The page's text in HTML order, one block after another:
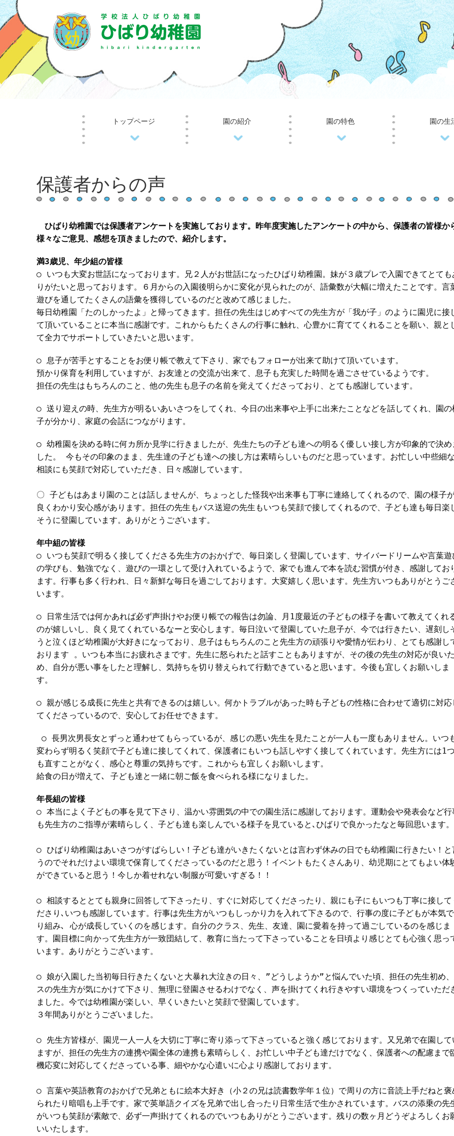
トップページ 園の紹介 園の特色 園の生
保護者からの声
ひばり幼稚園では保護者アンケートを実施しております。昨年度実施したアンケートの中から、 保護者の皆様か
様々なご意見、感想を頂きましたので、紹介します。
満3歳児、年少組の皆様
○ いつも大変お世話になっております。兄２人がお世話になったひばり幼稚園。妹が３歳プレで入園できてとても
りがたいと思っております。６月からの入園後明らかに変化が見られたのが、語彙数が大幅に増えたことです。言
遊びを通してたくさんの語彙を獲得しているのだと改めて感じました。
毎日幼稚園「たのしかったよ」と帰ってきます。担任の先生はじめすべての先生方が「我が子」のように園児に接
て頂いていることに本当に感謝です。これからもたくさんの行事に触れ、心豊かに育ててくれることを願い、親と
て全力でサポートしていきたいと思います。
○ 息子が苦手とすることをお便り帳で教えて下さり、家でもフォローが出来て助けて頂いています。
預かり保育を利用していますが、お友達との交流が出来て、息子も充実した時間を過ごさせているようです。
担任の先生はもちろんのこと、他の先生も息子の名前を覚えてくださっており、とても感謝しています。
○ 送り迎えの時、先生方が明るいあいさつをしてくれ、今日の出来事や上手に出来たことなどを話してくれ、園の
子が分かり、家庭の会話につながります。
○ 幼稚園を決める時に何カ所か見学に行きましたが、先生たちの子ども達への明るく優しい接し方が印象的で決め
した。 今もその印象のまま、先生達の子ども達への接し方は素晴らしいものだと思っています。お忙しい中些細な
相談にも笑顔で対応していただき、日々感謝しています。
〇 子どもはあまり園のことは話しませんが、ちょっとした怪我や出来事も丁寧に連絡してくれるので、園の様子
良くわかり安心感があります。担任の先生もバス送迎の先生もいつも笑顔で接してくれるので、子ども達も毎日楽
そうに登園しています。ありがとうございます。
年中組の皆様
○ いつも笑顔で明るく接してくださる先生方のおかげで、毎日楽しく登園しています、サイバードリームや言葉遊
の学びも、勉強でなく、遊びの一環として受け入れているようで、家でも進んで本を読む習慣が付き、感謝してお
ます。行事も多く行われ、日々新鮮な毎日を過ごしております。大変嬉しく思います。先生方いつもありがとうご
います。
○ 日常生活では何かあれば必ず声掛けやお便り帳での報告は勿論、月1度最近の子どもの様子を書いて教えてくれ
のが嬉しいし、良く見てくれているなーと安心します。毎日泣いて登園していた息子が、今では行きたい、遅刻し
うと泣くほど幼稚園が大好きになっており、息子はもちろんのこと先生方の頑張りや愛情が伝わり、とても感謝し
おります 。いつも本当にお疲れさまです。先生に怒られたと話すこともありますが、その後の先生の対応が良いた
め、自分が悪い事をしたと理解し、気持ちを切り替えられて行動できていると思います。今後も宜しくお願いしま
す。
○ 親が感じる成長に先生と共有できるのは嬉しい。何かトラブルがあった時も子どもの性格に合わせて適切に対応
てくださっているので、安心してお任せできます。
○ 長男次男長女とずっと通わせてもらっているが、感じの悪い先生を見たことが一人も一度もありません。いつ
変わらず明るく笑顔で子ども達に接してくれて、保護者にもいつも話しやすく接してくれています。先生方には1つ
も直すことがなく、感心と尊重の気持ちです。これからも宜しくお願いします。
給食の日が増えて､ 子ども達と一緒に朝ご飯を食べられる様になりました。
年長組の皆様
○ 本当によく子どもの事を見て下さり、温かい雰囲気の中での園生活に感謝しております。運動会や発表会など行
も先生方のご指導が素晴らしく、子ども達も楽しんでいる様子を見ていると､ひばりで良かったなと毎回思います。
○ ひばり幼稚園はあいさつがすばらしい！子ども達がいきたくないとは言わず休みの日でも幼稚園に行きたい！と
うのでそれだけよい環境で保育してくださっているのだと思う！イベントもたくさんあり、幼児期にとてもよい体
ができていると思う！今しか着せれない制服が可愛いすぎる！！
○ 相談するととても親身に回答して下さったり、すぐに対応してくださったり、親にも子にもいつも丁寧に接して
ださり､いつも感謝しています。行事は先生方がいつもしっかり力を入れて下さるので、行事の度に子どもが本気
り組み､ 心が成長していくのを感じます。自分のクラス、先生、友達、園に愛着を持って過ごしているのを感じま
す。園目標に向かって先生方が一致団結して、教育に当たって下さっていることを日頃より感じとても心強く思っ
います。ありがとうございます。
○ 娘が入園した当初毎日行きたくないと大暴れ大泣きの日々、”どうしようか”と悩んでいた頃、担任の先生初め
スの先生方が気にかけて下さり、無理に登園させるわけでなく、声を掛けてくれ行きやすい環境をつくっていただ
ました。今では幼稚園が楽しい、早くいきたいと笑顔で登園しています。
３年間ありがとうございました。
○ 先生方皆様が、園児一人一人を大切に丁寧に寄り添って下さっていると強く感じております。又兄弟で在園して
ますが、担任の先生方の連携や園全体の連携も素晴らしく、お忙しい中子ども達だけでなく、保護者への配慮まで
機応変に対応してくださっている事、細やかな心遣いに心より感謝しております。
○ 言葉や英語教育のおかげで兄弟ともに絵本大好き（小２の兄は読書数学年１位）で周りの方に音読上手だねと褒
られたり暗唱も上手です。家で英単語クイズを兄弟で出し合ったり日常生活で生かされています。バスの添乗の先
がいつも笑顔が素敵で、必ず一声掛けてくれるのでいつもありがとうございます。残りの数ヶ月どうぞよろしくお
いいたします。